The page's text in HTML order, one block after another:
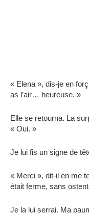
« Elena », dis-je en
as l’air… heureuse. »
Elle se retourna. La
« Oui. »
Je lui fis un signe de
« Merci », dit-il en me
était ferme, sans
Je la lui serrai. Ma